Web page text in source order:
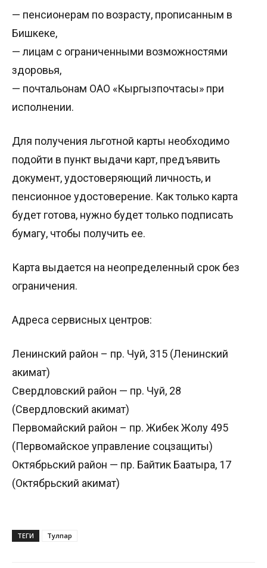
— пенсионерам по возрасту, прописанным в
Бишкеке,
— лицам с ограниченными возможностями
здоровья,
— почтальонам ОАО «Кыргызпочтасы» при
исполнении.
Для получения льготной карты необходимо
подойти в пункт выдачи карт, предъявить
документ, удостоверяющий личность, и
пенсионное удостоверение. Как только карта
будет готова, нужно будет только подписать
бумагу, чтобы получить ее.
Карта выдается на неопределенный срок без
ограничения.
Адреса сервисных центров:
Ленинский район – пр. Чуй, 315 (Ленинский
акимат)
Свердловский район — пр. Чуй, 28
(Свердловский акимат)
Первомайский район – пр. Жибек Жолу 495
(Первомайское управление соцзащиты)
Октябрьский район — пр. Байтик Баатыра, 17
(Октябрьский акимат)
ТЕГИ Тулпар